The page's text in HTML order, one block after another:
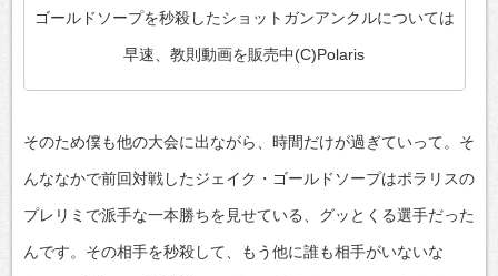
ゴールドソープを秒殺したショットガンアンクルについては
早速、教則動画を販売中(C)Polaris
そのため僕も他の大会に出ながら、時間だけが過ぎていって。そ
んななかで前回対戦したジェイク・ゴールドソープはポラリスの
プレリミで派手な一本勝ちを見せている、グッとくる選手だった
んです。その相手を秒殺して、もう他に誰も相手がいないな